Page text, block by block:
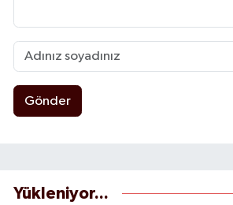
Gönder
Yükleniyor...